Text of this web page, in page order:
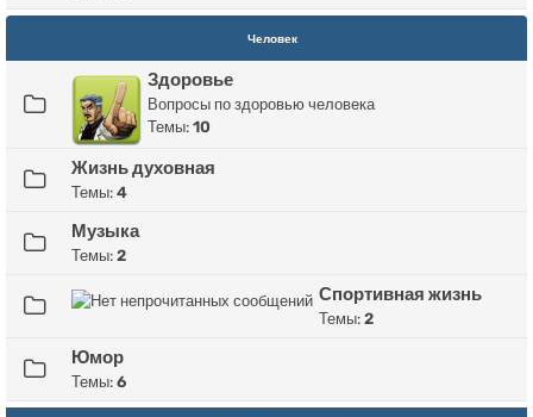
Человек
Здоровье
Вопросы по здоровью человека
Темы: 10
Жизнь духовная
Темы: 4
Музыка
Темы: 2
Спортивная жизнь
Темы: 2
Юмор
Темы: 6